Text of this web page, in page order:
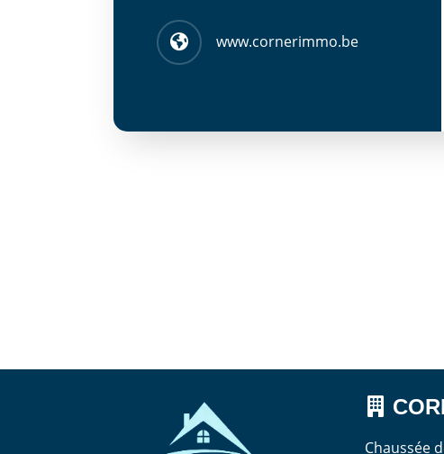
www.cornerimmo.be
Chaussée